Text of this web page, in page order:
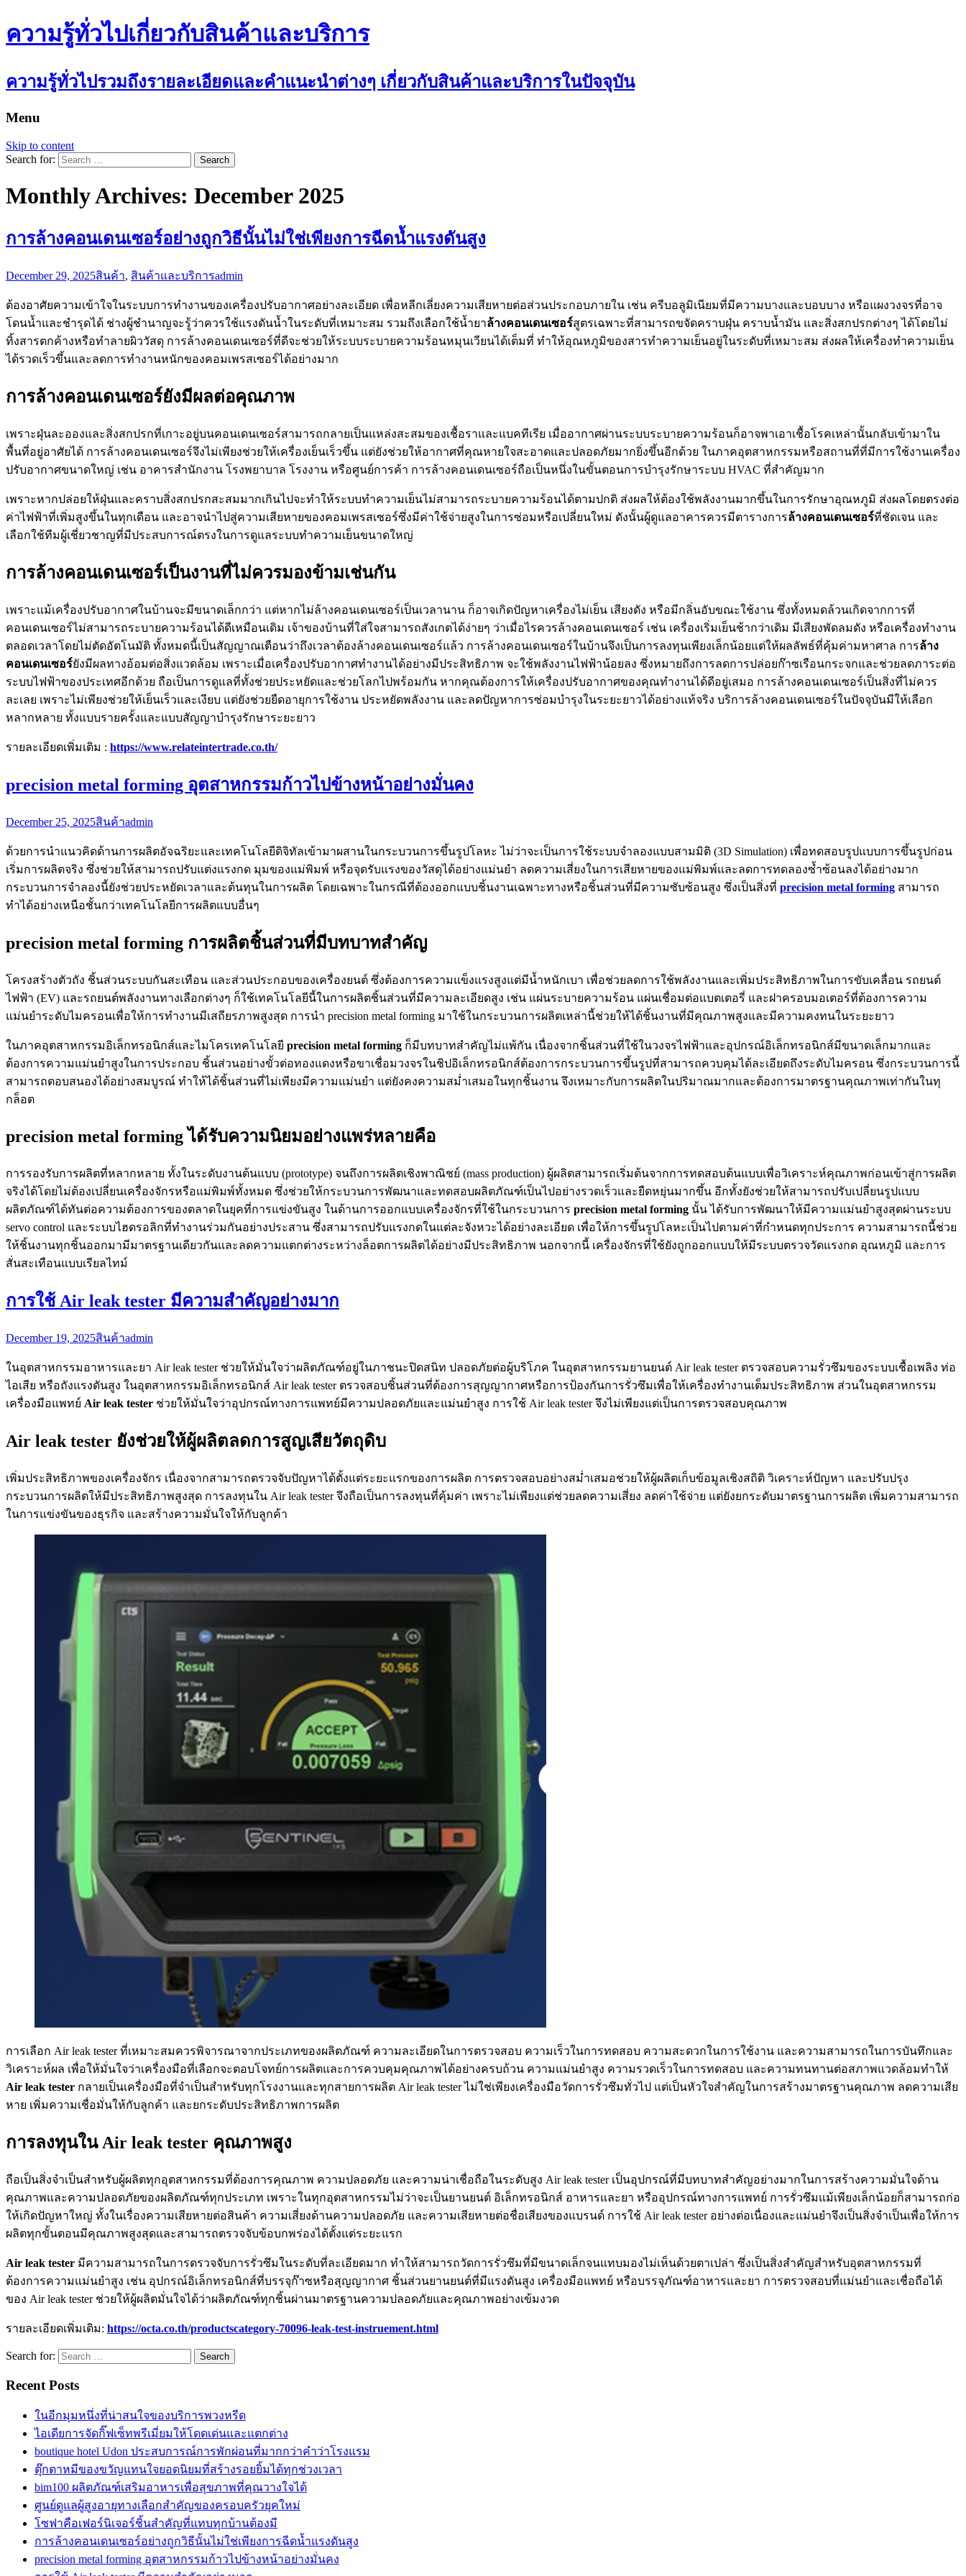
ความรู้ทั่วไปเกี่ยวกับสินค้าและบริการ
ความรู้ทั่วไปรวมถึงรายละเอียดและคำแนะนำต่างๆ เกี่ยวกับสินค้าและบริการในปัจจุบัน
Menu
Skip to content
Search for:
Monthly Archives: December 2025
การล้างคอนเดนเซอร์อย่างถูกวิธีนั้นไม่ใช่เพียงการฉีดน้ำแรงดันสูง
December 29, 2025สินค้า, สินค้าและบริการadmin
ต้องอาศัยความเข้าใจในระบบการทำงานของเครื่องปรับอากาศอย่างละเอียด เพื่อหลีกเลี่ยงความเสียหายต่อส่วนประกอบภายใน เช่น ครีบอลูมิเนียมที่มีความบางและบอบบาง หรือแผงวงจรที่อาจ
โดนน้ำและชำรุดได้ ช่างผู้ชำนาญจะรู้ว่าควรใช้แรงดันน้ำในระดับที่เหมาะสม รวมถึงเลือกใช้น้ำยาล้างคอนเดนเซอร์สูตรเฉพาะที่สามารถขจัดคราบฝุ่น คราบน้ำมัน และสิ่งสกปรกต่างๆ ได้โดยไม่
ทิ้งสารตกค้างหรือทำลายผิววัสดุ การล้างคอนเดนเซอร์ที่ดีจะช่วยให้ระบบระบายความร้อนหมุนเวียนได้เต็มที่ ทำให้อุณหภูมิของสารทำความเย็นอยู่ในระดับที่เหมาะสม ส่งผลให้เครื่องทำความเย็น
ได้รวดเร็วขึ้นและลดการทำงานหนักของคอมเพรสเซอร์ได้อย่างมาก
การล้างคอนเดนเซอร์ยังมีผลต่อคุณภาพ
เพราะฝุ่นละอองและสิ่งสกปรกที่เกาะอยู่บนคอนเดนเซอร์สามารถกลายเป็นแหล่งสะสมของเชื้อราและแบคทีเรีย เมื่ออากาศผ่านระบบระบายความร้อนก็อาจพาเอาเชื้อโรคเหล่านั้นกลับเข้ามาใน
พื้นที่อยู่อาศัยได้ การล้างคอนเดนเซอร์จึงไม่เพียงช่วยให้เครื่องเย็นเร็วขึ้น แต่ยังช่วยให้อากาศที่คุณหายใจสะอาดและปลอดภัยมากยิ่งขึ้นอีกด้วย ในภาคอุตสาหกรรมหรือสถานที่ที่มีการใช้งานเครื่อง
ปรับอากาศขนาดใหญ่ เช่น อาคารสำนักงาน โรงพยาบาล โรงงาน หรือศูนย์การค้า การล้างคอนเดนเซอร์ถือเป็นหนึ่งในขั้นตอนการบำรุงรักษาระบบ HVAC ที่สำคัญมาก
เพราะหากปล่อยให้ฝุ่นและคราบสิ่งสกปรกสะสมมากเกินไปจะทำให้ระบบทำความเย็นไม่สามารถระบายความร้อนได้ตามปกติ ส่งผลให้ต้องใช้พลังงานมากขึ้นในการรักษาอุณหภูมิ ส่งผลโดยตรงต่อ
ค่าไฟฟ้าที่เพิ่มสูงขึ้นในทุกเดือน และอาจนำไปสู่ความเสียหายของคอมเพรสเซอร์ซึ่งมีค่าใช้จ่ายสูงในการซ่อมหรือเปลี่ยนใหม่ ดังนั้นผู้ดูแลอาคารควรมีตารางการล้างคอนเดนเซอร์ที่ชัดเจน และ
เลือกใช้ทีมผู้เชี่ยวชาญที่มีประสบการณ์ตรงในการดูแลระบบทำความเย็นขนาดใหญ่
การล้างคอนเดนเซอร์เป็นงานที่ไม่ควรมองข้ามเช่นกัน
เพราะแม้เครื่องปรับอากาศในบ้านจะมีขนาดเล็กกว่า แต่หากไม่ล้างคอนเดนเซอร์เป็นเวลานาน ก็อาจเกิดปัญหาเครื่องไม่เย็น เสียงดัง หรือมีกลิ่นอับขณะใช้งาน ซึ่งทั้งหมดล้วนเกิดจากการที่
คอนเดนเซอร์ไม่สามารถระบายความร้อนได้ดีเหมือนเดิม เจ้าของบ้านที่ใส่ใจสามารถสังเกตได้ง่ายๆ ว่าเมื่อไรควรล้างคอนเดนเซอร์ เช่น เครื่องเริ่มเย็นช้ากว่าเดิม มีเสียงพัดลมดัง หรือเครื่องทำงาน
ตลอดเวลาโดยไม่ตัดอัตโนมัติ ทั้งหมดนี้เป็นสัญญาณเตือนว่าถึงเวลาต้องล้างคอนเดนเซอร์แล้ว การล้างคอนเดนเซอร์ในบ้านจึงเป็นการลงทุนเพียงเล็กน้อยแต่ให้ผลลัพธ์ที่คุ้มค่ามหาศาล การล้าง
คอนเดนเซอร์ยังมีผลทางอ้อมต่อสิ่งแวดล้อม เพราะเมื่อเครื่องปรับอากาศทำงานได้อย่างมีประสิทธิภาพ จะใช้พลังงานไฟฟ้าน้อยลง ซึ่งหมายถึงการลดการปล่อยก๊าซเรือนกระจกและช่วยลดภาระต่อ
ระบบไฟฟ้าของประเทศอีกด้วย ถือเป็นการดูแลที่ทั้งช่วยประหยัดและช่วยโลกไปพร้อมกัน หากคุณต้องการให้เครื่องปรับอากาศของคุณทำงานได้ดีอยู่เสมอ การล้างคอนเดนเซอร์เป็นสิ่งที่ไม่ควร
ละเลย เพราะไม่เพียงช่วยให้เย็นเร็วและเงียบ แต่ยังช่วยยืดอายุการใช้งาน ประหยัดพลังงาน และลดปัญหาการซ่อมบำรุงในระยะยาวได้อย่างแท้จริง บริการล้างคอนเดนเซอร์ในปัจจุบันมีให้เลือก
หลากหลาย ทั้งแบบรายครั้งและแบบสัญญาบำรุงรักษาระยะยาว
รายละเอียดเพิ่มเติม : https://www.relateintertrade.co.th/
precision metal forming อุตสาหกรรมก้าวไปข้างหน้าอย่างมั่นคง
December 25, 2025สินค้าadmin
ด้วยการนำแนวคิดด้านการผลิตอัจฉริยะและเทคโนโลยีดิจิทัลเข้ามาผสานในกระบวนการขึ้นรูปโลหะ ไม่ว่าจะเป็นการใช้ระบบจำลองแบบสามมิติ (3D Simulation) เพื่อทดสอบรูปแบบการขึ้นรูปก่อน
เริ่มการผลิตจริง ซึ่งช่วยให้สามารถปรับแต่งแรงกด มุมของแม่พิมพ์ หรือจุดรับแรงของวัสดุได้อย่างแม่นยำ ลดความเสี่ยงในการเสียหายของแม่พิมพ์และลดการทดลองซ้ำซ้อนลงได้อย่างมาก
กระบวนการจำลองนี้ยังช่วยประหยัดเวลาและต้นทุนในการผลิต โดยเฉพาะในกรณีที่ต้องออกแบบชิ้นงานเฉพาะทางหรือชิ้นส่วนที่มีความซับซ้อนสูง ซึ่งเป็นสิ่งที่ precision metal forming สามารถ
ทำได้อย่างเหนือชั้นกว่าเทคโนโลยีการผลิตแบบอื่นๆ
precision metal forming การผลิตชิ้นส่วนที่มีบทบาทสำคัญ
โครงสร้างตัวถัง ชิ้นส่วนระบบกันสะเทือน และส่วนประกอบของเครื่องยนต์ ซึ่งต้องการความแข็งแรงสูงแต่มีน้ำหนักเบา เพื่อช่วยลดการใช้พลังงานและเพิ่มประสิทธิภาพในการขับเคลื่อน รถยนต์
ไฟฟ้า (EV) และรถยนต์พลังงานทางเลือกต่างๆ ก็ใช้เทคโนโลยีนี้ในการผลิตชิ้นส่วนที่มีความละเอียดสูง เช่น แผ่นระบายความร้อน แผ่นเชื่อมต่อแบตเตอรี่ และฝาครอบมอเตอร์ที่ต้องการความ
แม่นยำระดับไมครอนเพื่อให้การทำงานมีเสถียรภาพสูงสุด การนำ precision metal forming มาใช้ในกระบวนการผลิตเหล่านี้ช่วยให้ได้ชิ้นงานที่มีคุณภาพสูงและมีความคงทนในระยะยาว
ในภาคอุตสาหกรรมอิเล็กทรอนิกส์และไมโครเทคโนโลยี precision metal forming ก็มีบทบาทสำคัญไม่แพ้กัน เนื่องจากชิ้นส่วนที่ใช้ในวงจรไฟฟ้าและอุปกรณ์อิเล็กทรอนิกส์มีขนาดเล็กมากและ
ต้องการความแม่นยำสูงในการประกอบ ชิ้นส่วนอย่างขั้วต่อทองแดงหรือขาเชื่อมวงจรในชิปอิเล็กทรอนิกส์ต้องการกระบวนการขึ้นรูปที่สามารถควบคุมได้ละเอียดถึงระดับไมครอน ซึ่งกระบวนการนี้
สามารถตอบสนองได้อย่างสมบูรณ์ ทำให้ได้ชิ้นส่วนที่ไม่เพียงมีความแม่นยำ แต่ยังคงความสม่ำเสมอในทุกชิ้นงาน จึงเหมาะกับการผลิตในปริมาณมากและต้องการมาตรฐานคุณภาพเท่ากันในทุ
กล็อต
precision metal forming ได้รับความนิยมอย่างแพร่หลายคือ
การรองรับการผลิตที่หลากหลาย ทั้งในระดับงานต้นแบบ (prototype) จนถึงการผลิตเชิงพาณิชย์ (mass production) ผู้ผลิตสามารถเริ่มต้นจากการทดสอบต้นแบบเพื่อวิเคราะห์คุณภาพก่อนเข้าสู่การผลิต
จริงได้โดยไม่ต้องเปลี่ยนเครื่องจักรหรือแม่พิมพ์ทั้งหมด ซึ่งช่วยให้กระบวนการพัฒนาและทดสอบผลิตภัณฑ์เป็นไปอย่างรวดเร็วและยืดหยุ่นมากขึ้น อีกทั้งยังช่วยให้สามารถปรับเปลี่ยนรูปแบบ
ผลิตภัณฑ์ได้ทันต่อความต้องการของตลาดในยุคที่การแข่งขันสูง ในด้านการออกแบบเครื่องจักรที่ใช้ในกระบวนการ precision metal forming นั้น ได้รับการพัฒนาให้มีความแม่นยำสูงสุดผ่านระบบ
servo control และระบบไฮดรอลิกที่ทำงานร่วมกันอย่างประสาน ซึ่งสามารถปรับแรงกดในแต่ละจังหวะได้อย่างละเอียด เพื่อให้การขึ้นรูปโลหะเป็นไปตามค่าที่กำหนดทุกประการ ความสามารถนี้ช่วย
ให้ชิ้นงานทุกชิ้นออกมามีมาตรฐานเดียวกันและลดความแตกต่างระหว่างล็อตการผลิตได้อย่างมีประสิทธิภาพ นอกจากนี้ เครื่องจักรที่ใช้ยังถูกออกแบบให้มีระบบตรวจวัดแรงกด อุณหภูมิ และการ
สั่นสะเทือนแบบเรียลไทม์
การใช้ Air leak tester มีความสำคัญอย่างมาก
December 19, 2025สินค้าadmin
ในอุตสาหกรรมอาหารและยา Air leak tester ช่วยให้มั่นใจว่าผลิตภัณฑ์อยู่ในภาชนะปิดสนิท ปลอดภัยต่อผู้บริโภค ในอุตสาหกรรมยานยนต์ Air leak tester ตรวจสอบความรั่วซึมของระบบเชื้อเพลิง ท่อ
ไอเสีย หรือถังแรงดันสูง ในอุตสาหกรรมอิเล็กทรอนิกส์ Air leak tester ตรวจสอบชิ้นส่วนที่ต้องการสุญญากาศหรือการป้องกันการรั่วซึมเพื่อให้เครื่องทำงานเต็มประสิทธิภาพ ส่วนในอุตสาหกรรม
เครื่องมือแพทย์ Air leak tester ช่วยให้มั่นใจว่าอุปกรณ์ทางการแพทย์มีความปลอดภัยและแม่นยำสูง การใช้ Air leak tester จึงไม่เพียงแต่เป็นการตรวจสอบคุณภาพ
Air leak tester ยังช่วยให้ผู้ผลิตลดการสูญเสียวัตถุดิบ
เพิ่มประสิทธิภาพของเครื่องจักร เนื่องจากสามารถตรวจจับปัญหาได้ตั้งแต่ระยะแรกของการผลิต การตรวจสอบอย่างสม่ำเสมอช่วยให้ผู้ผลิตเก็บข้อมูลเชิงสถิติ วิเคราะห์ปัญหา และปรับปรุง
กระบวนการผลิตให้มีประสิทธิภาพสูงสุด การลงทุนใน Air leak tester จึงถือเป็นการลงทุนที่คุ้มค่า เพราะไม่เพียงแต่ช่วยลดความเสี่ยง ลดค่าใช้จ่าย แต่ยังยกระดับมาตรฐานการผลิต เพิ่มความสามารถ
ในการแข่งขันของธุรกิจ และสร้างความมั่นใจให้กับลูกค้า
การเลือก Air leak tester ที่เหมาะสมควรพิจารณาจากประเภทของผลิตภัณฑ์ ความละเอียดในการตรวจสอบ ความเร็วในการทดสอบ ความสะดวกในการใช้งาน และความสามารถในการบันทึกและ
วิเคราะห์ผล เพื่อให้มั่นใจว่าเครื่องมือที่เลือกจะตอบโจทย์การผลิตและการควบคุมคุณภาพได้อย่างครบถ้วน ความแม่นยำสูง ความรวดเร็วในการทดสอบ และความทนทานต่อสภาพแวดล้อมทำให้
Air leak tester กลายเป็นเครื่องมือที่จำเป็นสำหรับทุกโรงงานและทุกสายการผลิต Air leak tester ไม่ใช่เพียงเครื่องมือวัดการรั่วซึมทั่วไป แต่เป็นหัวใจสำคัญในการสร้างมาตรฐานคุณภาพ ลดความเสีย
หาย เพิ่มความเชื่อมั่นให้กับลูกค้า และยกระดับประสิทธิภาพการผลิต
การลงทุนใน Air leak tester คุณภาพสูง
ถือเป็นสิ่งจำเป็นสำหรับผู้ผลิตทุกอุตสาหกรรมที่ต้องการคุณภาพ ความปลอดภัย และความน่าเชื่อถือในระดับสูง Air leak tester เป็นอุปกรณ์ที่มีบทบาทสำคัญอย่างมากในการสร้างความมั่นใจด้าน
คุณภาพและความปลอดภัยของผลิตภัณฑ์ทุกประเภท เพราะในทุกอุตสาหกรรมไม่ว่าจะเป็นยานยนต์ อิเล็กทรอนิกส์ อาหารและยา หรืออุปกรณ์ทางการแพทย์ การรั่วซึมแม้เพียงเล็กน้อยก็สามารถก่อ
ให้เกิดปัญหาใหญ่ ทั้งในเรื่องความเสียหายต่อสินค้า ความเสี่ยงด้านความปลอดภัย และความเสียหายต่อชื่อเสียงของแบรนด์ การใช้ Air leak tester อย่างต่อเนื่องและแม่นยำจึงเป็นสิ่งจำเป็นเพื่อให้การ
ผลิตทุกขั้นตอนมีคุณภาพสูงสุดและสามารถตรวจจับข้อบกพร่องได้ตั้งแต่ระยะแรก
Air leak tester มีความสามารถในการตรวจจับการรั่วซึมในระดับที่ละเอียดมาก ทำให้สามารถวัดการรั่วซึมที่มีขนาดเล็กจนแทบมองไม่เห็นด้วยตาเปล่า ซึ่งเป็นสิ่งสำคัญสำหรับอุตสาหกรรมที่
ต้องการความแม่นยำสูง เช่น อุปกรณ์อิเล็กทรอนิกส์ที่บรรจุก๊าซหรือสุญญากาศ ชิ้นส่วนยานยนต์ที่มีแรงดันสูง เครื่องมือแพทย์ หรือบรรจุภัณฑ์อาหารและยา การตรวจสอบที่แม่นยำและเชื่อถือได้
ของ Air leak tester ช่วยให้ผู้ผลิตมั่นใจได้ว่าผลิตภัณฑ์ทุกชิ้นผ่านมาตรฐานความปลอดภัยและคุณภาพอย่างเข้มงวด
รายละเอียดเพิ่มเติม: https://octa.co.th/productscategory-70096-leak-test-instruement.html
Search for:
Recent Posts
ในอีกมุมหนึ่งที่น่าสนใจของบริการพวงหรีด
ไอเดียการจัดกิ๊ฟเซ็ทพรีเมี่ยมให้โดดเด่นและแตกต่าง
boutique hotel Udon ประสบการณ์การพักผ่อนที่มากกว่าคำว่าโรงแรม
ตุ๊กตาหมีของขวัญแทนใจยอดนิยมที่สร้างรอยยิ้มได้ทุกช่วงเวลา
bim100 ผลิตภัณฑ์เสริมอาหารเพื่อสุขภาพที่คุณวางใจได้
ศูนย์ดูแลผู้สูงอายุทางเลือกสำคัญของครอบครัวยุคใหม่
โซฟาคือเฟอร์นิเจอร์ชิ้นสำคัญที่แทบทุกบ้านต้องมี
การล้างคอนเดนเซอร์อย่างถูกวิธีนั้นไม่ใช่เพียงการฉีดน้ำแรงดันสูง
precision metal forming อุตสาหกรรมก้าวไปข้างหน้าอย่างมั่นคง